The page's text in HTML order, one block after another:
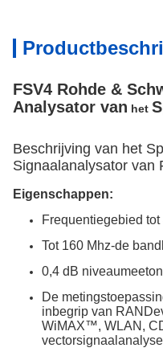
FSV4 Rohde &
Analysator van het
Beschrijving van het
Signaalanalysator van
Eigenschappen:
Frequentiegebied
Tot 160 Mhz-de
0,4 dB
De
inbegrip van
WiMAX™, WLAN,
vectorsignaalanalyse